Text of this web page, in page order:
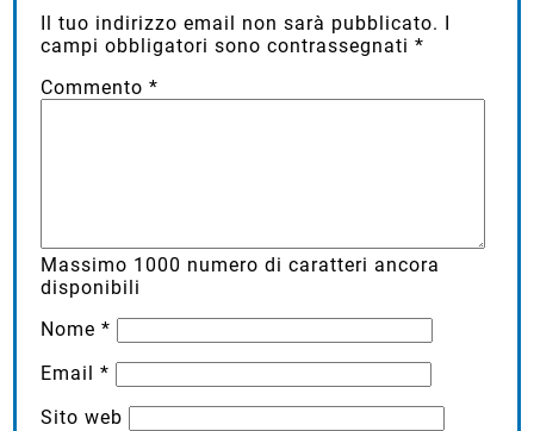
Il tuo indirizzo email non sarà pubblicato. I
campi obbligatori sono contrassegnati*
Commento*
Massimo 1000 numero di caratteri ancora
disponibili
Nome*
Email*
Sito web